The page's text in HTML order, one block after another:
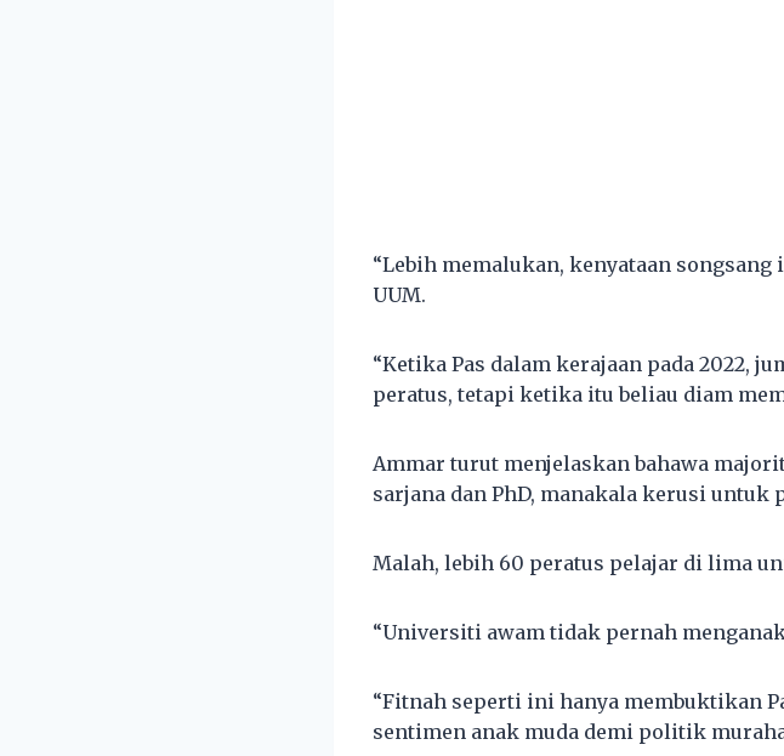
“Lebih memalukan, kenyataan
UUM.
“Ketika Pas dalam kerajaan pada 2022,
peratus, tetapi ketika itu beliau diam
Ammar turut menjelaskan bahawa
sarjana dan PhD, manakala kerusi
Malah, lebih 60 peratus pelajar di lima
“Universiti awam tidak pernah
“Fitnah seperti ini hanya membuktikan
sentimen anak muda demi politik